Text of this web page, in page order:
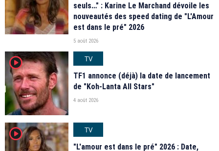
seuls…" : Karine Le Marchand dévoile les
nouveautés des speed dating de "L'Amour
est dans le pré" 2026
5 août 2026
player2
TV
TF1 annonce (déjà) la date de lancement
de "Koh-Lanta All Stars"
4 août 2026
player2
TV
"L'amour est dans le pré" 2026 : Date,